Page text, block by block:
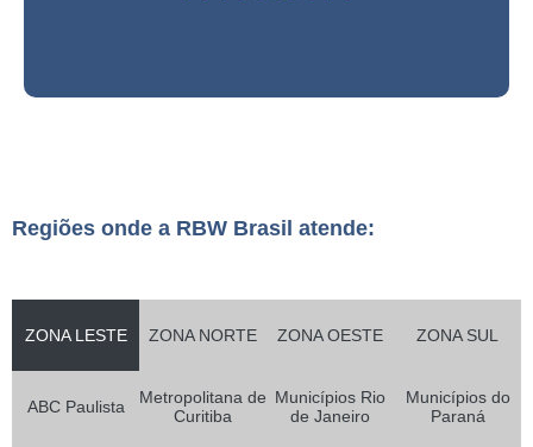
Regiões onde a RBW Brasil atende:
ZONA LESTE ZONA NORTE ZONA OESTE ZONA SUL
ABC Paulista
Metropolitana de
Curitiba
Municípios Rio
de Janeiro
Municípios do
Paraná